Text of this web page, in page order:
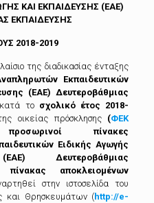
ΚΑΙ ΕΚΠΑΙΔΕΥΣΗΣ (EAE)
ΕΚΠΑΙΔΕΥΣΗΣ
2018-2019
της διαδικασίας ένταξης
Εκπαιδευτικών
(ΕΑΕ) Δευτεροβάθμιας
το σχολικό έτος 2018-
οικείας πρόσκλησης (ΦΕΚ
προσωρινοί πίνακες
Ειδικής Αγωγής
Δευτεροβάθμιας
πίνακας αποκλειομένων
στην ιστοσελίδα του
και Θρησκευμάτων (http://e-